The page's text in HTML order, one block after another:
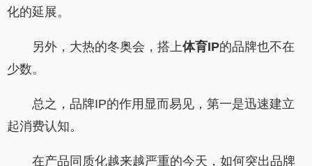
化的延展。
另外，大热的冬奥会，搭上体育IP的品牌也不在
少数。
总之，品牌IP的作用显而易见，第一是迅速建立
起消费认知。
在产品同质化越来越严重的今天，如何突出品牌